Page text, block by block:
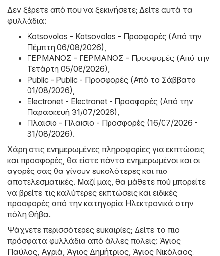
Δεν ξέρετε από που να ξεκινήσετε; Δείτε αυτά τα
φυλλάδια:
Kotsovolos - Kotsovolos - Προσφορές (Από την
Πέμπτη 06/08/2026),
ΓΕΡΜΑΝΟΣ - ΓΕΡΜΑΝΟΣ - Προσφορές (Από την
Τετάρτη 05/08/2026),
Public - Public - Προσφορές (Από το Σάββατο
01/08/2026),
Electronet - Electronet - Προσφορές (Από την
Παρασκευή 31/07/2026),
Πλαισιο - Πλαισιο - Προσφορές (16/07/2026 -
31/08/2026).
Χάρη στις ενημερωμένες πληροφορίες για εκπτώσεις
και προσφορές, θα είστε πάντα ενημερωμένοι και οι
αγορές σας θα γίνουν ευκολότερες και πιο
αποτελεσματικές. Μαζί μας, θα μάθετε πού μπορείτε
να βρείτε τις καλύτερες εκπτώσεις και ειδικές
προσφορές από την κατηγορία Hλεκτρονικά στην
πόλη Θήβα.
Ψάχνετε περισσότερες ευκαιρίες; Δείτε τα πιο
πρόσφατα φυλλάδια από άλλες πόλεις: Άγιος
Παύλος, Αγριά, Άγιος Δημήτριος, Άγιος Νικόλαος,